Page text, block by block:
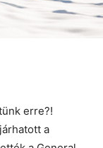
erre?!
a